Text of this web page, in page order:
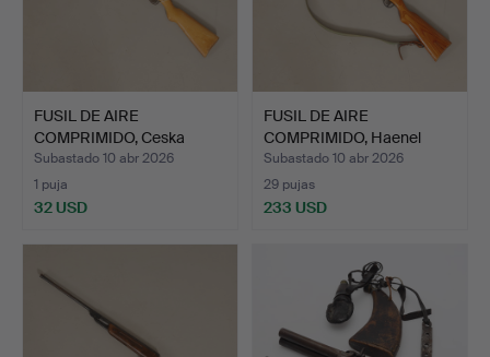
FUSIL DE AIRE
COMPRIMIDO, Ceska
Zbrojovka …
Subastado 10 abr 2026
1 puja
32 USD
FUSIL DE AIRE
COMPRIMIDO, Haenel
Suhl, mod…
Subastado 10 abr 2026
29 pujas
233 USD